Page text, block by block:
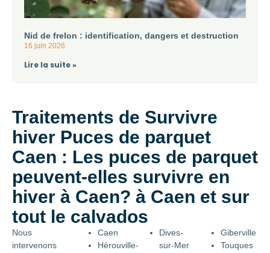
Nid de frelon : identification, dangers et destruction
16 juin 2026
Lire la suite »
Traitements de Survivre
hiver Puces de parquet
Caen : Les puces de parquet
peuvent-elles survivre en
hiver à Caen? à Caen et sur
tout le calvados
Nous
intervenons
Caen
Hérouville-
Dives-
sur-Mer
Giberville
Touques